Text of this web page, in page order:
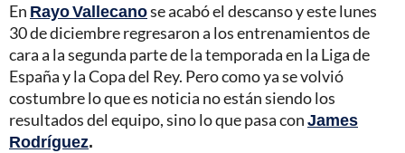
En Rayo Vallecanose acabó el descanso y este lunes
30 de diciembre regresaron a los entrenamientos de
cara a la segunda parte de la temporada en la Liga de
España y la Copa del Rey. Pero como ya se volvió
costumbre lo que es noticia no están siendo los
resultados del equipo, sino lo que pasa conJames
Rodríguez.